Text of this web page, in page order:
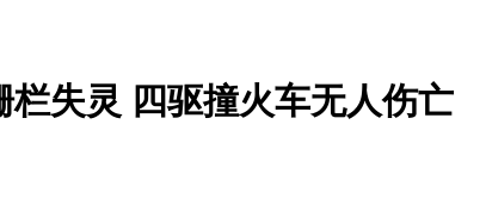
栏失灵 四驱撞火车无人伤亡